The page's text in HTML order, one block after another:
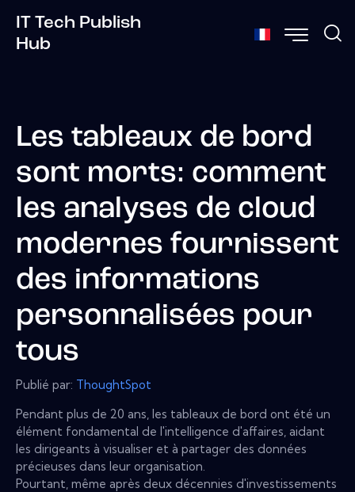
IT Tech Publish
Hub
Les tableaux de bord
sont morts: comment
les analyses de cloud
modernes fournissent
des informations
personnalisées pour
tous
Publié par: ThoughtSpot
Pendant plus de 20 ans, les tableaux de bord ont été un
élément fondamental de l'intelligence d'affaires, aidant
les dirigeants à visualiser et à partager des données
précieuses dans leur organisation.
Pourtant, même après deux décennies d'investissements